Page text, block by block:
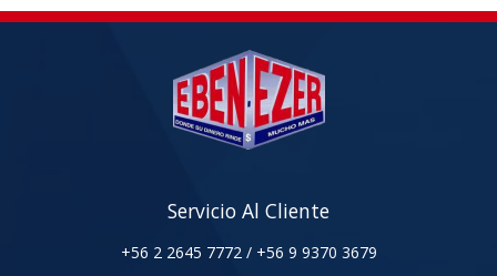
Servicio Al Cliente
+56 2 2645 7772 / +56 9 9370 3679